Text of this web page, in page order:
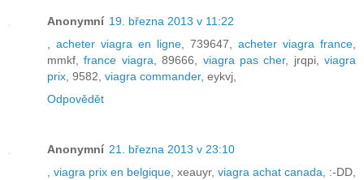
Anonymní 19. března 2013 v 11:22
acheter viagra en ligne , 739647, acheter viagra france
mmkf,france viagra , 89666, viagra pas cher, jrqpi, viagra
prix , 9582, viagra commander, eykvj,
Odpovědět
Anonymní 21. března 2013 v 23:10
viagra prix en belgique , xeauyr, viagra achat canada , :-DD,